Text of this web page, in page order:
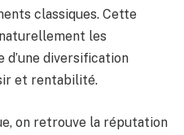
classiques. Cette
les
d’une diversification
et rentabilité.
on retrouve la réputation